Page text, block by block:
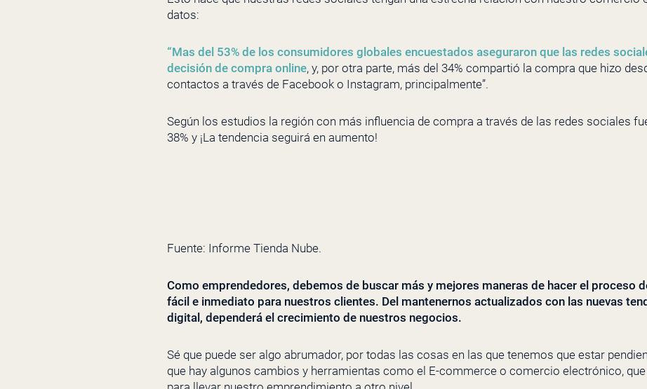
datos:
“Mas del 53% de los consumidores globales encuestados aseguraron que las redes
decisión de compra online, y, por otra parte, más del 34% compartió la compra que hizo
contactos a través de Facebook o Instagram, principalmente”.
Según los estudios la región con más influencia de compra a través de las redes sociales
38% y ¡La tendencia seguirá en aumento!
Fuente: Informe Tienda Nube.
Como emprendedores, debemos de buscar más y mejores maneras de hacer el proceso
fácil e inmediato para nuestros clientes. Del mantenernos actualizados con las nuevas
digital, dependerá el crecimiento de nuestros negocios.
Sé que puede ser algo abrumador, por todas las cosas en las que tenemos que estar
que hay algunos cambios y herramientas como el E-commerce o comercio electrónico,